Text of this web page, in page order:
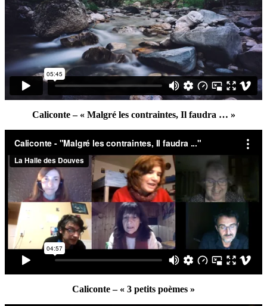
Caliconte – « Malgré les contraintes, Il faudra … »
Caliconte – « 3 petits poèmes »